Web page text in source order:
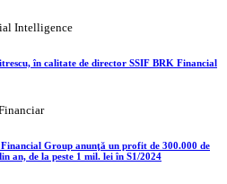
Intelligence
în calitate de director SSIF BRK Financial
Group anunţă un profit de 300.000 de
an, de la peste 1 mil. lei în S1/2024